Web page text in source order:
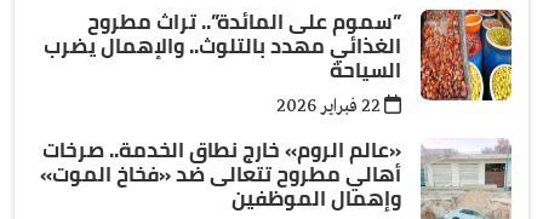
”سموم على المائدة”.. تراث مطروح
الغذائي مهدد بالتلوث.. والإهمال يضرب
السياحة
«عالم الروم» خارج نطاق الخدمة.. صرخات
أهالي مطروح تتعالى ضد «فخاخ الموت»
وإهمال الموظفين